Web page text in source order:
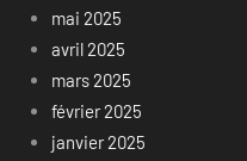
mai 2025
avril 2025
mars 2025
février 2025
janvier 2025